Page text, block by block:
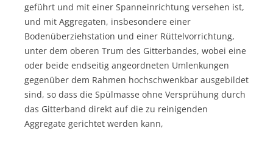
geführt und mit einer Spanneinrichtung versehen ist,
und mit Aggregaten, insbesondere einer
Bodenüberziehstation und einer Rüttelvorrichtung,
unter dem oberen Trum des Gitterbandes, wobei eine
oder beide endseitig angeordneten Umlenkungen
gegenüber dem Rahmen hochschwenkbar ausgebildet
sind, so dass die Spülmasse ohne Versprühung durch
das Gitterband direkt auf die zu reinigenden
Aggregate gerichtet werden kann,